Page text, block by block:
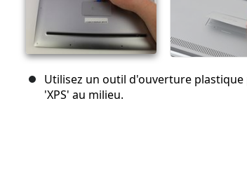
Utilisez un outil d'ouverture
'XPS' au milieu.